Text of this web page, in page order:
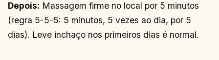
Depois: Massagem firme no local por 5 minutos
(regra 5-5-5: 5 minutos, 5 vezes ao dia, por 5
dias). Leve inchaço nos primeiros dias é normal.